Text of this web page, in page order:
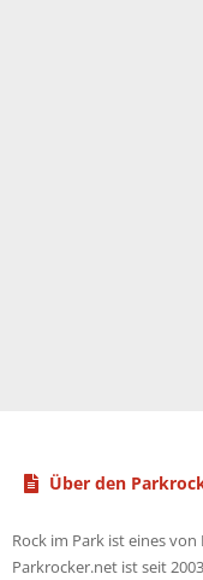
Über den
Rock im Park ist eines
Parkrocker.net ist seit